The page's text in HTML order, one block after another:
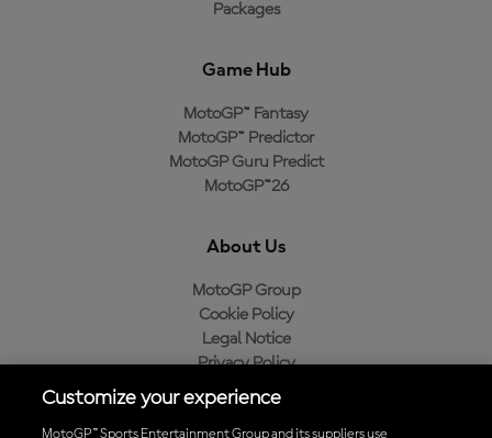
Packages
Game Hub
MotoGP™ Fantasy
MotoGP™ Predictor
MotoGP Guru Predict
MotoGP™26
About Us
MotoGP Group
Cookie Policy
Legal Notice
Privacy Policy
Purchase Policy
Customize your experience
MotoGP™ Sports Entertainment Group and its suppliers use